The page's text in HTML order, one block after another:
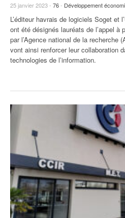
25 janvier 2023 - 76- Développement
L’éditeur havrais de logiciels Soget et
ont été désignés lauréats de l’appel à
par l’Agence national de la recherche
vont ainsi renforcer leur collaboration
technologies de l’information.